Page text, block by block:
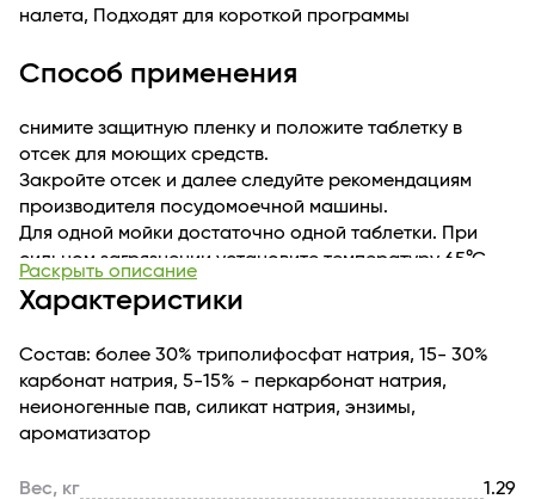
налета, Подходят для короткой программы
Способ применения
снимите защитную пленку и положите таблетку в
отсек для моющих средств.
Закройте отсек и далее следуйте рекомендациям
производителя посудомоечной машины.
Для одной мойки достаточно одной таблетки. При
сильном загрязнении установите температуру 65°С.
Можно использовать для короткой программы при
минимальной температуре 40°С.
Раскрыть описание
Характеристики
Состав: более 30% триполифосфат натрия, 15- 30%
карбонат натрия, 5-15% - перкарбонат натрия,
неионогенные пав, силикат натрия, энзимы,
ароматизатор
Вес, кг
1.29